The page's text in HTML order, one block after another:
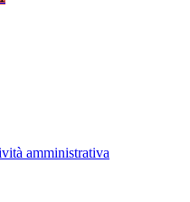
amministrativa